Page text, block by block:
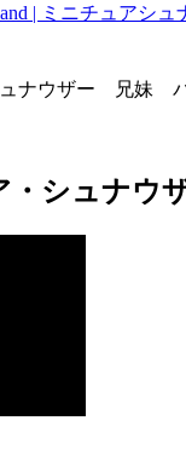
| ミニチュアシ
ュナウザー 兄妹
・シュナ